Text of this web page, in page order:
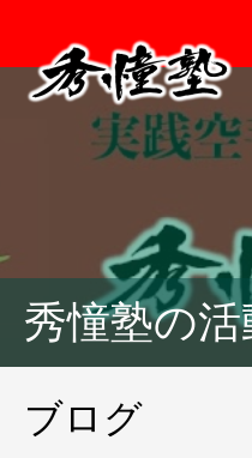
秀憧塾の
ブログ